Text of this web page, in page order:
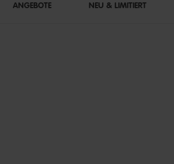
ANGEBOTE NEU & LIMITIERT